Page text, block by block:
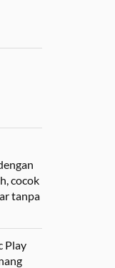
cocok
tanpa
Play